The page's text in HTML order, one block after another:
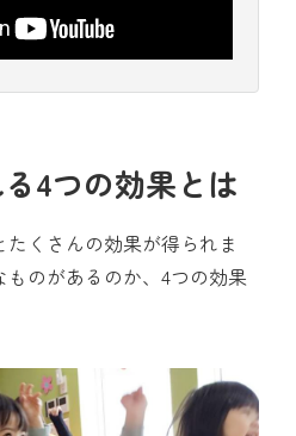
4つの効果とは
くさんの効果が得られま
のがあるのか、4つの効果